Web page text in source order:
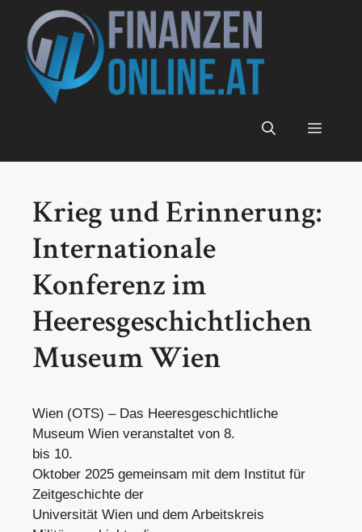
Inhalt
springen
Menü
Krieg und Erinnerung:
Internationale
Konferenz im
Heeresgeschichtlichen
Museum Wien
Wien (OTS) – Das Heeresgeschichtliche
Museum Wien veranstaltet von 8.
bis 10.
Oktober 2025 gemeinsam mit dem Institut für
Zeitgeschichte der
Universität Wien und dem Arbeitskreis